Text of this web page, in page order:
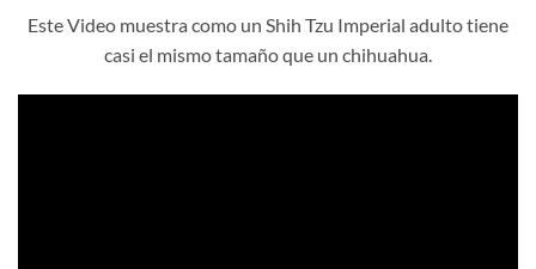
Este Video muestra como un Shih Tzu Imperial adulto tiene
casi el mismo tamaño que un chihuahua.